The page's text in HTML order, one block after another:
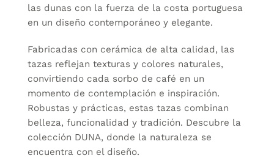
las dunas con la fuerza de la costa portuguesa
en un diseño contemporáneo y elegante.
Fabricadas con cerámica de alta calidad, las
tazas reflejan texturas y colores naturales,
convirtiendo cada sorbo de café en un
momento de contemplación e inspiración.
Robustas y prácticas, estas tazas combinan
belleza, funcionalidad y tradición. Descubre la
colección DUNA, donde la naturaleza se
encuentra con el diseño.